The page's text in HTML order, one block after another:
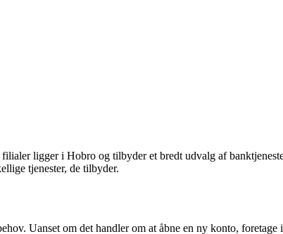
ligger i Hobro og tilbyder et bredt udvalg af
tjenester, de tilbyder.
Uanset om det handler om at åbne en ny konto, foretage